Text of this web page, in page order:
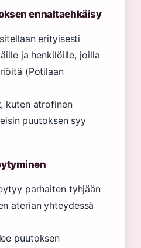
ennaltaehkäisy
erityisesti
ja henkilöille, joilla
(Potilaan
kuten atrofinen
puutoksen syy
parhaiten tyhjään
aterian yhteydessä
puutoksen